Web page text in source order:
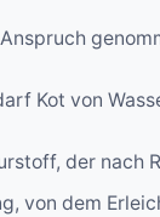
Kot von
der nach
von dem